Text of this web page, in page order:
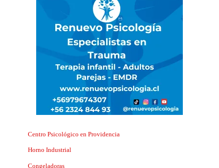
Centro Psicológico en Providencia
Horno Industrial
Congeladoras